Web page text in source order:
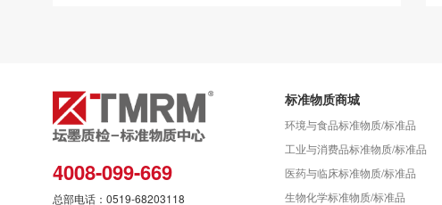
4008-099-669
总部电话：0519-68203118
标准物质商城
环境与食品标准物质/标准品
工业与消费品标准物质/标准品
医药与临床标准物质/标准品
生物化学标准物质/标准品